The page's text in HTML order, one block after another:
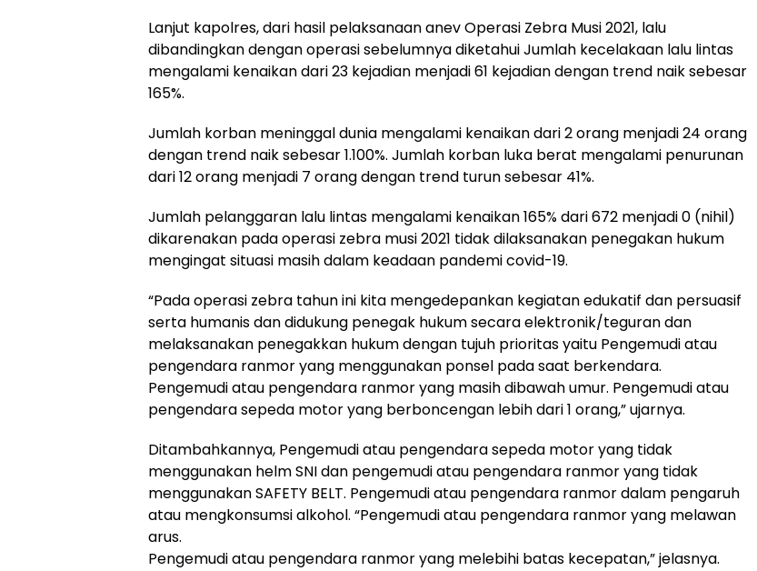
Lanjut kapolres, dari hasil pelaksanaan anev Operasi Zebra Musi 2021, lalu
dibandingkan dengan operasi sebelumnya diketahui Jumlah kecelakaan lalu lintas
mengalami kenaikan dari 23 kejadian menjadi 61 kejadian dengan trend naik sebesar
165%.
Jumlah korban meninggal dunia mengalami kenaikan dari 2 orang menjadi 24 orang
dengan trend naik sebesar 1.100%. Jumlah korban luka berat mengalami penurunan
dari 12 orang menjadi 7 orang dengan trend turun sebesar 41%.
Jumlah pelanggaran lalu lintas mengalami kenaikan 165% dari 672 menjadi 0 (nihil)
dikarenakan pada operasi zebra musi 2021 tidak dilaksanakan penegakan hukum
mengingat situasi masih dalam keadaan pandemi covid-19.
“Pada operasi zebra tahun ini kita mengedepankan kegiatan edukatif dan persuasif
serta humanis dan didukung penegak hukum secara elektronik/teguran dan
melaksanakan penegakkan hukum dengan tujuh prioritas yaitu Pengemudi atau
pengendara ranmor yang menggunakan ponsel pada saat berkendara.
Pengemudi atau pengendara ranmor yang masih dibawah umur. Pengemudi atau
pengendara sepeda motor yang berboncengan lebih dari 1 orang,” ujarnya.
Ditambahkannya, Pengemudi atau pengendara sepeda motor yang tidak
menggunakan helm SNI dan pengemudi atau pengendara ranmor yang tidak
menggunakan SAFETY BELT. Pengemudi atau pengendara ranmor dalam pengaruh
atau mengkonsumsi alkohol. “Pengemudi atau pengendara ranmor yang melawan
arus.
Pengemudi atau pengendara ranmor yang melebihi batas kecepatan,” jelasnya.